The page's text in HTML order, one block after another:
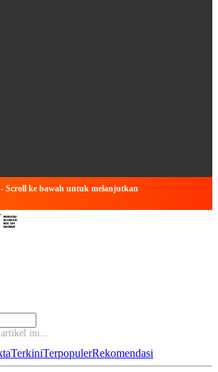
Scroll ke bawah untuk melanjutkan
artikel ini...
TerkiniTerpopulerRekomendasi